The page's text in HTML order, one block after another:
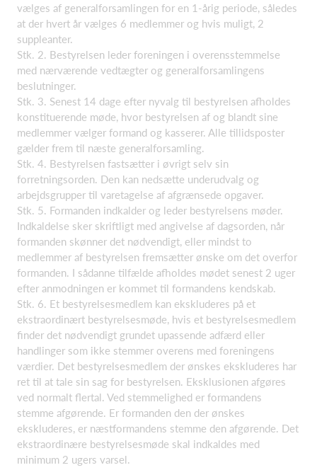
vælges af generalforsamlingen for en 1-årig periode, således
at der hvert år vælges 6 medlemmer og hvis muligt, 2
suppleanter.
Stk. 2. Bestyrelsen leder foreningen i overensstemmelse
med nærværende vedtægter og generalforsamlingens
beslutninger.
Stk. 3. Senest 14 dage efter nyvalg til bestyrelsen afholdes
konstituerende møde, hvor bestyrelsen af og blandt sine
medlemmer vælger formand og kasserer. Alle tillidsposter
gælder frem til næste generalforsamling.
Stk. 4. Bestyrelsen fastsætter i øvrigt selv sin
forretningsorden. Den kan nedsætte underudvalg og
arbejdsgrupper til varetagelse af afgrænsede opgaver.
Stk. 5. Formanden indkalder og leder bestyrelsens møder.
Indkaldelse sker skriftligt med angivelse af dagsorden, når
formanden skønner det nødvendigt, eller mindst to
medlemmer af bestyrelsen fremsætter ønske om det overfor
formanden. I sådanne tilfælde afholdes mødet senest 2 uger
efter anmodningen er kommet til formandens kendskab.
Stk. 6. Et bestyrelsesmedlem kan ekskluderes på et
ekstraordinært bestyrelsesmøde, hvis et bestyrelsesmedlem
finder det nødvendigt grundet upassende adfærd eller
handlinger som ikke stemmer overens med foreningens
værdier. Det bestyrelsesmedlem der ønskes ekskluderes har
ret til at tale sin sag for bestyrelsen. Eksklusionen afgøres
ved normalt flertal. Ved stemmelighed er formandens
stemme afgørende. Er formanden den der ønskes
ekskluderes, er næstformandens stemme den afgørende. Det
ekstraordinære bestyrelsesmøde skal indkaldes med
minimum 2 ugers varsel.